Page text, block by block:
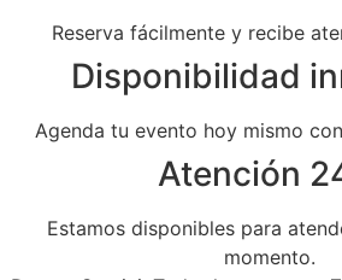
Reserva fácilmente y recibe
Disponibilidad
Agenda tu evento hoy mismo
Atención
Estamos disponibles para
momento.